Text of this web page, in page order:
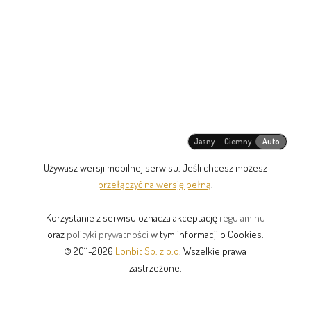
Jasny Ciemny Auto
Używasz wersji mobilnej serwisu. Jeśli chcesz możesz
przełączyć na wersję pełną
Korzystanie z serwisu oznacza akceptację regulaminu
oraz polityki prywatności w tym informacji o Cookies.
© 2011-2026 Lonbit Sp. z o.o. Wszelkie prawa
zastrzeżone.